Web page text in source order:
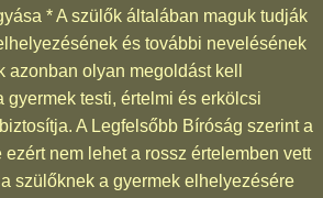
* A szülők általában maguk tudják
és további nevelésének
azonban olyan megoldást kell
gyermek testi, értelmi és erkölcsi
A Legfelsőbb Bíróság szerint a
nem lehet a rossz értelemben vett
szülőknek a gyermek elhelyezésére